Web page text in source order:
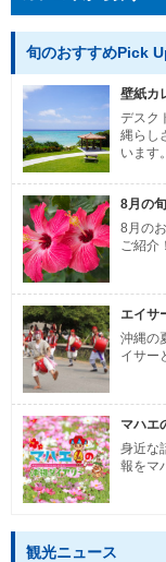
旬のおすすめPick
壁紙カ
デスク
縄らし
います。
8月の
8月の
ご紹介
エイサ
沖縄の
イサー
マハエ
身近な
報をマ
観光ニュース